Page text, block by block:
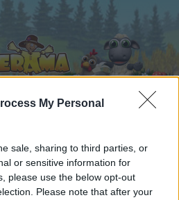
My Personal
sale, sharing to third parties, or
or sensitive information for
please use the below opt-out
Please note that after your
Kalender